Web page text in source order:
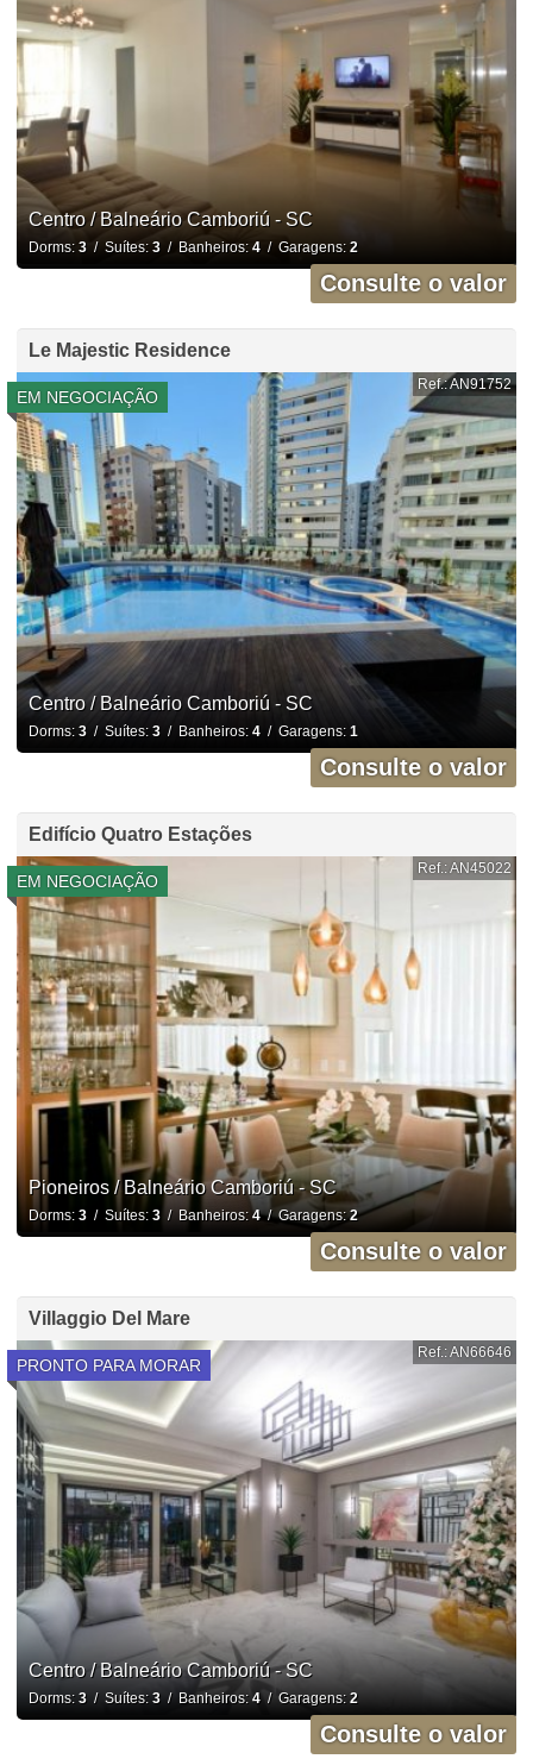
Centro / Balneário Camboriú - SC
Dorms: 3/ Suítes: 3/ Banheiros: 4/ Garagens: 2
Consulte o valor
Le Majestic Residence
EM NEGOCIAÇÃO
Ref.: AN91752
Centro / Balneário Camboriú - SC
Dorms: 3/ Suítes: 3/ Banheiros: 4/ Garagens: 1
Consulte o valor
Edifício Quatro Estações
EM NEGOCIAÇÃO
Ref.: AN45022
Pioneiros / Balneário Camboriú - SC
Dorms: 3/ Suítes: 3/ Banheiros: 4/ Garagens:2
Consulte o valor
Villaggio Del Mare
PRONTO PARA MORAR
Ref.: AN66646
Centro / Balneário Camboriú - SC
Dorms: 3/ Suítes: 3/ Banheiros: 4/ Garagens: 2
Consulte o valor